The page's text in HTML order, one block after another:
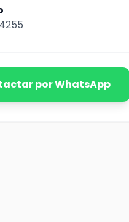
por WhatsApp